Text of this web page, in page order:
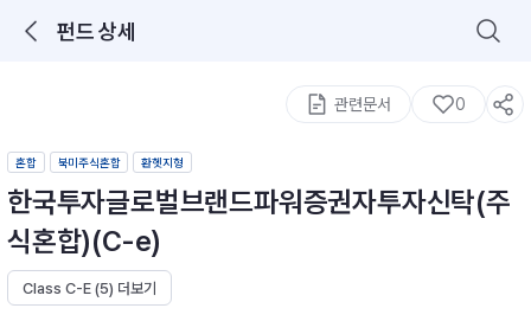
펀드 상세
구성종목 검색
관련문서 0
혼합 북미주식혼합 환헷지형
한국투자글로벌브랜드파워증권자투자신탁(주
식혼합)(C-e)
Class C-E (5) 더보기
추천 메뉴